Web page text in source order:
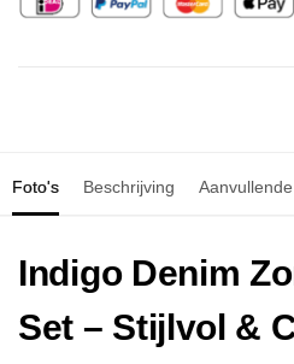
Foto's Beschrijving
Indigo Denim
Set – Stijlvol &